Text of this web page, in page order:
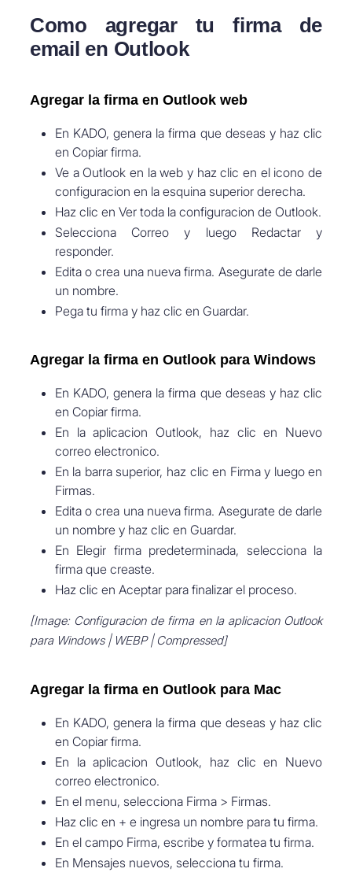
Como agregar tu firma de
email en Outlook
Agregar la firma en Outlook web
En KADO, genera la firma que deseas y haz clic
en Copiar firma.
Ve a Outlook en la web y haz clic en el icono de
configuracion en la esquina superior derecha.
Haz clic en Ver toda la configuracion de Outlook.
Selecciona Correo y luego Redactar y
responder.
Edita o crea una nueva firma. Asegurate de darle
un nombre.
Pega tu firma y haz clic en Guardar.
Agregar la firma en Outlook para Windows
En KADO, genera la firma que deseas y haz clic
en Copiar firma.
En la aplicacion Outlook, haz clic en Nuevo
correo electronico.
En la barra superior, haz clic en Firma y luego en
Firmas.
Edita o crea una nueva firma. Asegurate de darle
un nombre y haz clic en Guardar.
En Elegir firma predeterminada, selecciona la
firma que creaste.
Haz clic en Aceptar para finalizar el proceso.
[Image: Configuracion de firma en la aplicacion Outlook
para Windows | WEBP | Compressed]
Agregar la firma en Outlook para Mac
En KADO, genera la firma que deseas y haz clic
en Copiar firma.
En la aplicacion Outlook, haz clic en Nuevo
correo electronico.
En el menu, selecciona Firma > Firmas.
Haz clic en + e ingresa un nombre para tu firma.
En el campo Firma, escribe y formatea tu firma.
En Mensajes nuevos, selecciona tu firma.